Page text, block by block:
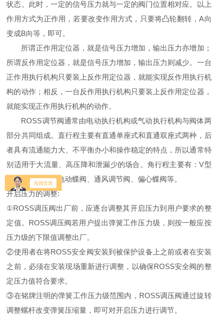
状态。此时，一定的信号压力就与一定的阀门位置相对应。以上
作用方式为正作用，若要改变作用方式，只要将凸轮翻转，A向
变成B向等，即可。
所谓正作用定位器，就是信号压力增加，输出压力亦增加；
所谓反作用定位器，就是信号压力增加，输出压力则减少。一台
正作用执行机构只要装上反作用定位器，就能实现反作用执行机
构的动作；相反，一台反作用执行机构只要装上反作用定位器，
就能实现正作用执行机构的动作。
ROSS调节阀通常由电动执行机构或气动执行机构与阀体两
部分共同组成。直行程主要有直通单座式和直通双座式两种，后
者具有流通能力大、不平衡办小和操作稳定的特点，所以通常特
别适用于大流量、高压降和泄漏少的场合。角行程主要有：V型
电动调节球阀、电动蝶阀、通风调节阀、偏心蝶阀等。
开启压力的调整:
①ROSS调压阀出厂前，应逐台调整其开启压力到用户要求的整
定值。ROSS调压阀若用户提出弹簧工作压力级，则按一般应按
压力级的下限值调整出厂。
②使用者在将ROSS安全阀安装到被保护设备上之前或者在安装
之前，必须在安装现场重新进行调整，以确保ROSS安全阀的整
定压力值符合要求。
③在铭牌注明的弹簧工作压力级范围内，ROSS调压阀通过旋转
调整螺杆改变弹簧压缩量，即可对开启压力进行调节。